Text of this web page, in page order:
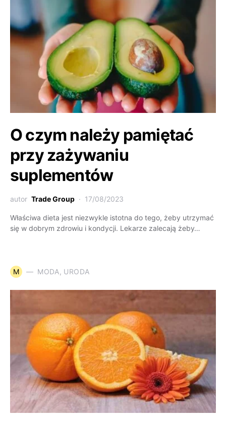
O czym należy pamiętać
przy zażywaniu
suplementów
autor Trade Group 17/08/2023
Właściwa dieta jest niezwykle istotna do tego, żeby utrzymać
się w dobrym zdrowiu i kondycji. Lekarze zalecają żeby…
M MODA, URODA